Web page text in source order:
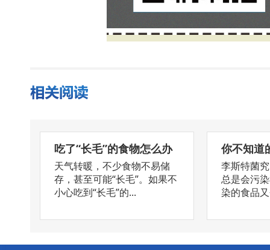
吃了“长毛”的食物怎么办
天气转暖，不少食物不易储
存，甚至可能“长毛”。如果不
小心吃到“长毛”的...
你不知道
李斯特菌
总是会污
染的食品